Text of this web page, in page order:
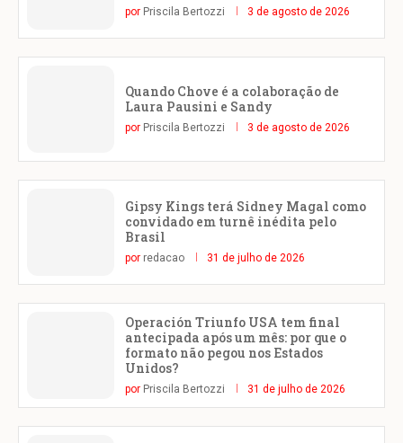
por Priscila Bertozzi 3 de agosto de 2026
Quando Chove é a colaboração de
Laura Pausini e Sandy
por Priscila Bertozzi 3 de agosto de 2026
Gipsy Kings terá Sidney Magal como
convidado em turnê inédita pelo
Brasil
por redacao 31 de julho de 2026
Operación Triunfo USA tem final
antecipada após um mês: por que o
formato não pegou nos Estados
Unidos?
por Priscila Bertozzi 31 de julho de 2026